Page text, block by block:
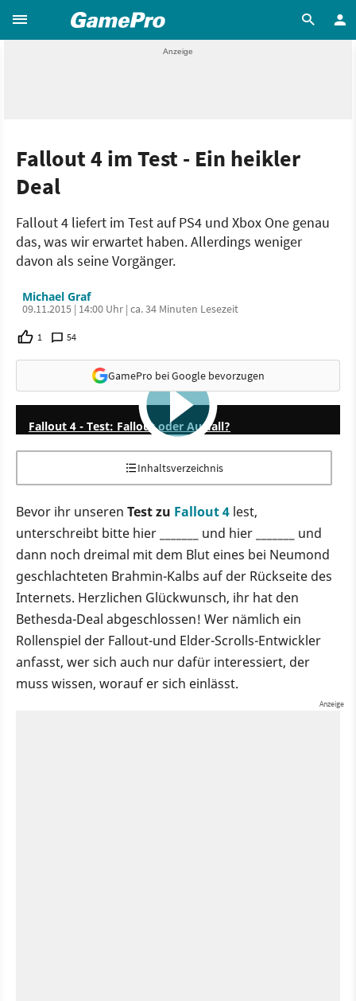
Fallout 4 im Test - Ein heikler
Deal
Fallout 4 liefert im Test auf PS4 und Xbox One genau
das, was wir erwartet haben. Allerdings weniger
davon als seine Vorgänger.
Michael Graf
09.11.2015 | 14:00 Uhr | ca. 34 Minuten Lesezeit
1 54
GamePro bei Google bevorzugen
23:00
Fallout 4 - Test: Fallout oder Ausfall?
Inhaltsverzeichnis
Bevor ihr unseren Test zu Fallout 4 lest,
unterschreibt bitte hier _______ und hier _______ und
dann noch dreimal mit dem Blut eines bei Neumond
geschlachteten Brahmin-Kalbs auf der Rückseite des
Internets. Herzlichen Glückwunsch, ihr hat den
Bethesda-Deal abgeschlossen! Wer nämlich ein
Rollenspiel der Fallout-und Elder-Scrolls-Entwickler
anfasst, wer sich auch nur dafür interessiert, der
muss wissen, worauf er sich einlässt.